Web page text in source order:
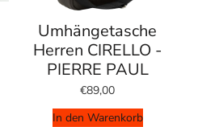
Umhängetasche
Herren CIRELLO -
PIERRE PAUL
€89,00
In den Warenkorb